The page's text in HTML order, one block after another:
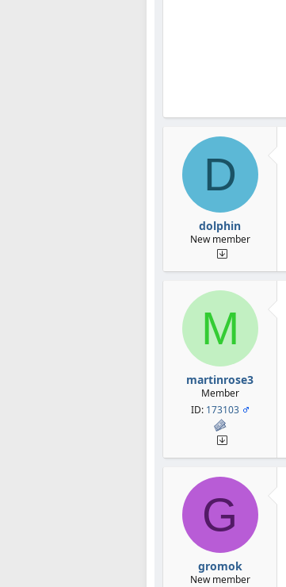
D
dolphin
New member
M
martinrose3
Member
ID: 173103
G
gromok
New member